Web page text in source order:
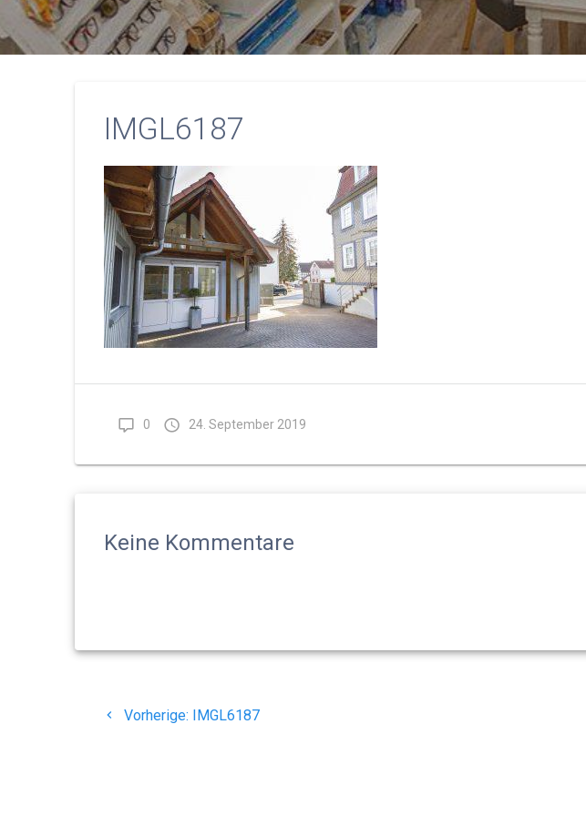
IMGL6187
0 24. September 2019
Keine Kommentare
Beitragsnavigation
Vorherige: Vorheriger
IMGL6187